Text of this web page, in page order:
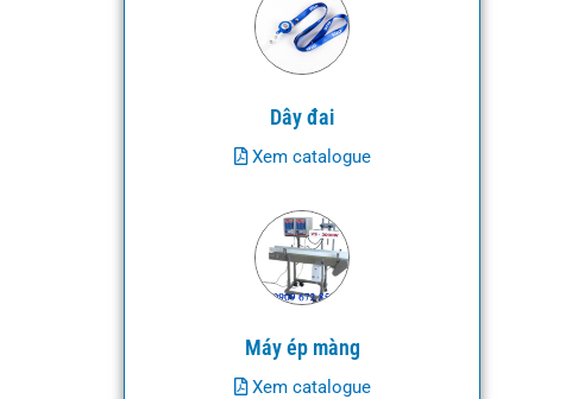
Dây đai
Xem catalogue
Máy ép màng
Xem catalogue